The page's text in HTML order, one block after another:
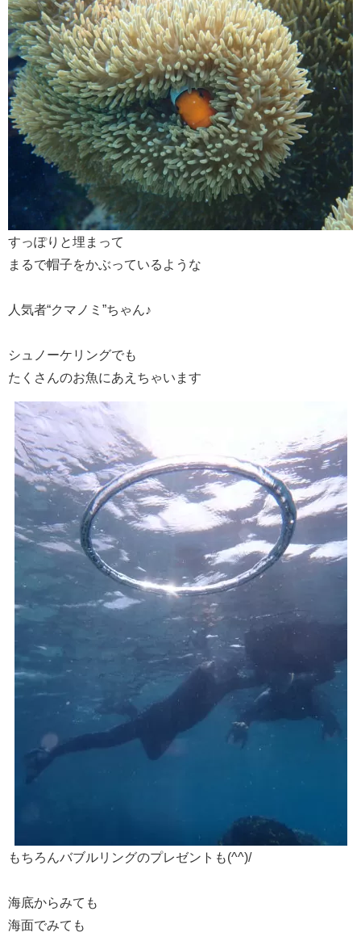
すっぽりと埋まって
まるで帽子をかぶっているような
人気者“クマノミ”ちゃん♪
シュノーケリングでも
たくさんのお魚にあえちゃいます
もちろんバブルリングのプレゼントも(^^)/
海底からみても
海面でみても